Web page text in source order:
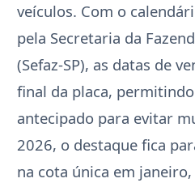
veículos. Com o
pela Secretaria da
(Sefaz-SP), as datas de
final da placa,
antecipado para evitar
2026, o destaque fica
na cota única em